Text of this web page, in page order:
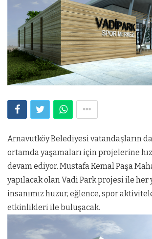
Arnavutköy Belediyesi vatandaşların
ortamda yaşamaları için projelerine
devam ediyor. Mustafa Kemal Paşa
yapılacak olan Vadi Park projesi ile her
insanımız huzur, eğlence, spor
etkinlikleri ile buluşacak.